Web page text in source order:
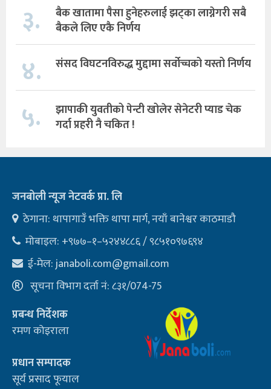
३.
बैक खातामा पैसा हुनेहरुलाई झट्का लाग्नेगरी सबै
बैकले लिए एकै निर्णय
४. संसद विघटनविरुद्ध मुद्दामा सर्वोच्चको यस्तो निर्णय
५.
झापाकी युवतीको पेन्टी खोलेर सेनेटरी प्याड चेक
गर्दा प्रहरी नै चकित !
जनबोली न्यूज नेटवर्क प्रा. लि
ठेगाना: थापागाउँ भक्ति थापा मार्ग, नयाँ बानेश्वर काठमाडौ
मोबाइल: +९७७–१–५२४४८८६ / ९८५१०९७६९४
ई-मेल:janaboli.com@gmail.com
सूचना विभाग दर्ता नं: ८३१/074-75
प्रबन्ध निर्देशक
रमण कोइराला
प्रधान सम्पादक
सूर्य प्रसाद फूयाल